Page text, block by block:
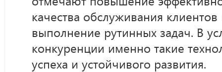
качества обслуживания
выполнение рутинных задач. В
конкуренции именно такие
успеха и устойчивого развития.